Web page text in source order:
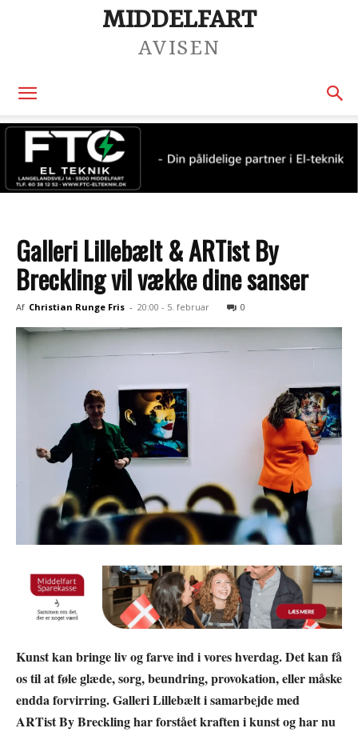
MIDDELFART
AVISEN
Galleri Lillebælt & ARTist By
Breckling vil vække dine sanser
Af Christian Runge Fris - 20:00 - 5. februar 0
Kunst kan bringe liv og farve ind i vores hverdag. Det kan få
os til at føle glæde, sorg, beundring, provokation, eller måske
endda forvirring. Galleri Lillebælt i samarbejde med
ARTist By Breckling har forstået kraften i kunst og har nu